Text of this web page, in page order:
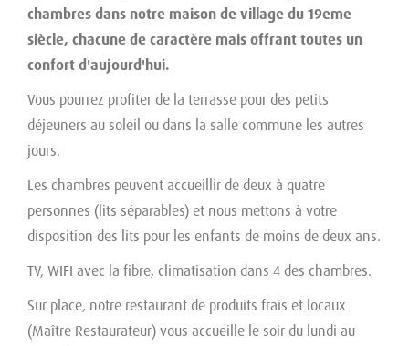
chambres dans notre maison de village du 19eme
siècle, chacune de caractère mais offrant toutes un
confort d'aujourd'hui.
Vous pourrez profiter de la terrasse pour des petits
déjeuners au soleil ou dans la salle commune les autres
jours.
Les chambres peuvent accueillir de deux à quatre
personnes (lits séparables) et nous mettons à votre
disposition des lits pour les enfants de moins de deux ans.
TV, WIFI avec la fibre, climatisation dans 4 des chambres.
Sur place, notre restaurant de produits frais et locaux
(Maître Restaurateur) vous accueille le soir du lundi au